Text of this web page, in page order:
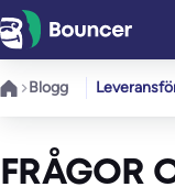
Hoppa
till
innehåll
Blogg
FRÅGOR